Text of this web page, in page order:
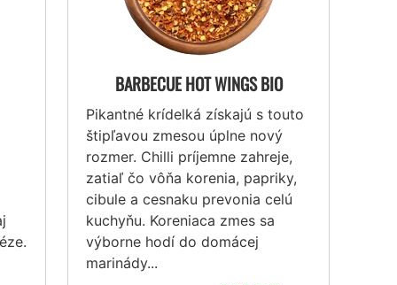
BARBECUE HOT WINGS BIO
Pikantné krídelká získajú s touto
štipľavou zmesou úplne nový
rozmer. Chilli príjemne zahreje,
zatiaľ čo vôňa korenia, papriky,
cibule a cesnaku prevonia celú
kuchyňu. Koreniaca zmes sa
výborne hodí do domácej
marinády...